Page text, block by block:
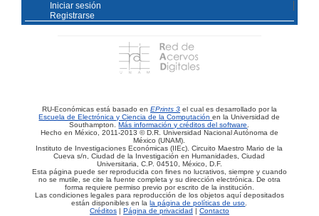
Iniciar sesión
Registrarse
RU-Económicas está basado en EPrints 3 el cual es desarrollado por la
Escuela de Electrónica y Ciencia de la Computaciónen la Universidad de
Southampton.Más información y créditos del software.
Hecho en México, 2011-2013 © D.R. Universidad Nacional Autónoma de
México (UNAM).
Instituto de Investigaciones Económicas (IIEc). Circuito Maestro Mario de la
Cueva s/n, Ciudad de la Investigación en Humanidades, Ciudad
Universitaria, C.P. 04510, México, D.F.
Esta página puede ser reproducida con fines no lucrativos, siempre y cuando
no se mutile, se cite la fuente completa y su dirección electrónica. De otra
forma requiere permiso previo por escrito de la institución.
Las condiciones legales para reproducción de los objetos aquí depositados
están disponibles en lala página de políticas de uso.
Créditos| Página de privacidad | Contacto